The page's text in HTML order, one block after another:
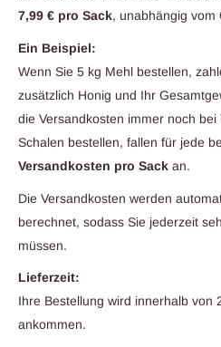
7,99 € pro Sack, unabhängig vom
Ein Beispiel:
Wenn Sie 5 kg Mehl bestellen,
zusätzlich Honig und Ihr
die Versandkosten immer noch
Schalen bestellen, fallen für jede
Versandkosten pro Sack an.
Die Versandkosten werden
berechnet, sodass Sie jederzeit
müssen.
Lieferzeit:
Ihre Bestellung wird innerhalb von
ankommen.